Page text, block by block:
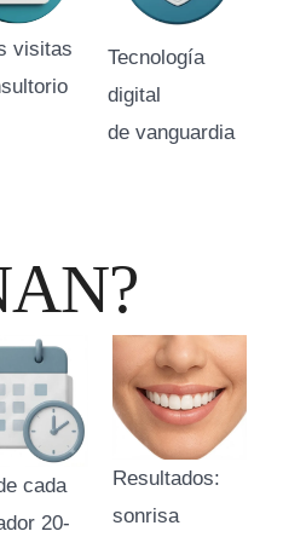
visitas
Tecnología
digital
de vanguardia
cada
20-
Resultados:
sonrisa